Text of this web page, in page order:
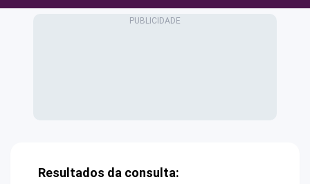
Resultados da consulta: